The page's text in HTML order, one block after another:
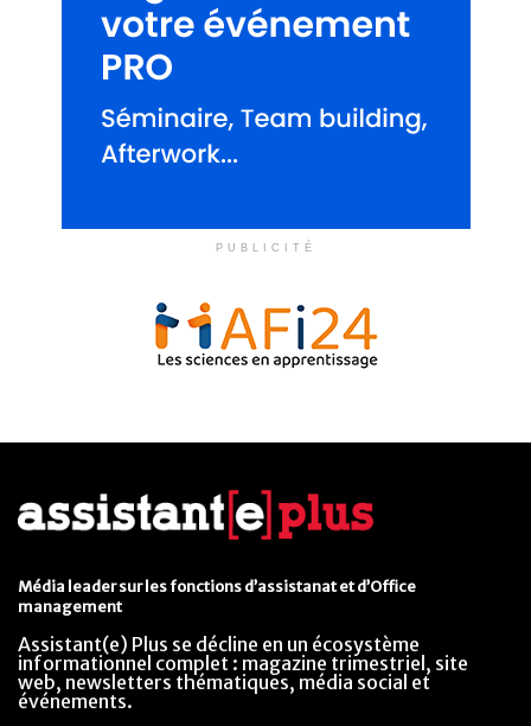
PUBLICITÉ
Média leader sur les fonctions d’assistanat et d’Office
management
Assistant(e) Plus se décline en un écosystème
informationnel complet : magazine trimestriel, site
web, newsletters thématiques, média social et
événements.